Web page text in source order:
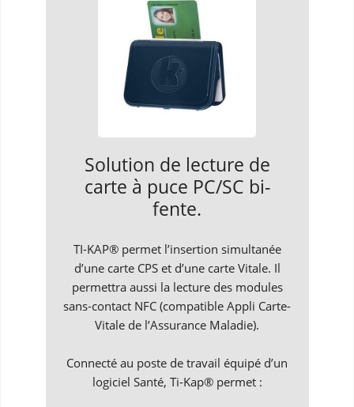
Solution de lecture de
carte à puce PC/SC bi-
fente.
TI-KAP® permet l’insertion simultanée
d’une carte CPS et d’une carte Vitale. Il
permettra aussi la lecture des modules
sans-contact NFC (compatible Appli Carte-
Vitale de l’Assurance Maladie).
Connecté au poste de travail équipé d’un
logiciel Santé, Ti-Kap® permet :